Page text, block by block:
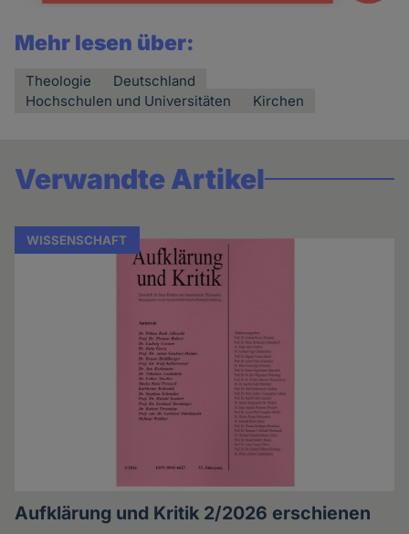
Mehr lesen über:
Theologie
Deutschland
Hochschulen und Universitäten
Kirchen
Verwandte Artikel
WISSENSCHAFT
Aufklärung und Kritik 2/2026 erschienen